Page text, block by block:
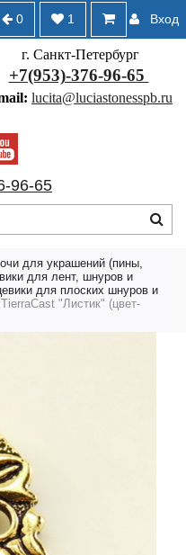
Вход
1
0
г. Санкт-Петербург
+7(953)-376-96-65
lucita@luciastonesspb.ru
96-65
для украшений (пины,
для лент, шнуров и
для плоских шнуров и
"Листик" (цвет-